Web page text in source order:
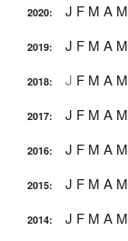
2020: J F M A M
2019: J F M A M
2018: J F M A M
2017: J F M A M
2016: J F M A M
2015: J F M A M
2014: J F M A M